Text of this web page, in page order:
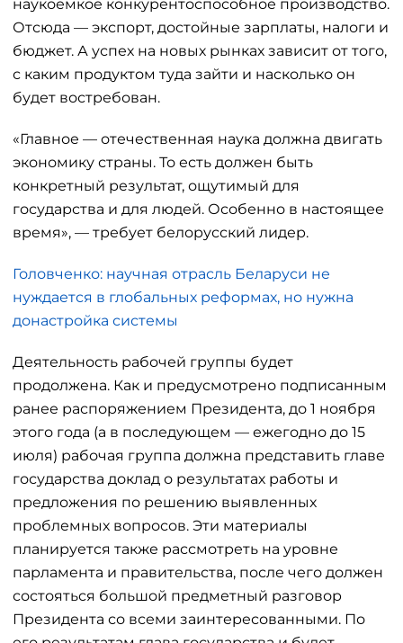
наукоемкое конкурентоспособное производство.
Отсюда — экспорт, достойные зарплаты, налоги и
бюджет. А успех на новых рынках зависит от того,
с каким продуктом туда зайти и насколько он
будет востребован.
«Главное — отечественная наука должна двигать
экономику страны. То есть должен быть
конкретный результат, ощутимый для
государства и для людей. Особенно в настоящее
время», — требует белорусский лидер.
Головченко: научная отрасль Беларуси не
нуждается в глобальных реформах, но нужна
донастройка системы
Деятельность рабочей группы будет
продолжена. Как и предусмотрено подписанным
ранее распоряжением Президента, до 1 ноября
этого года (а в последующем — ежегодно до 15
июля) рабочая группа должна представить главе
государства доклад о результатах работы и
предложения по решению выявленных
проблемных вопросов. Эти материалы
планируется также рассмотреть на уровне
парламента и правительства, после чего должен
состояться большой предметный разговор
Президента со всеми заинтересованными. По